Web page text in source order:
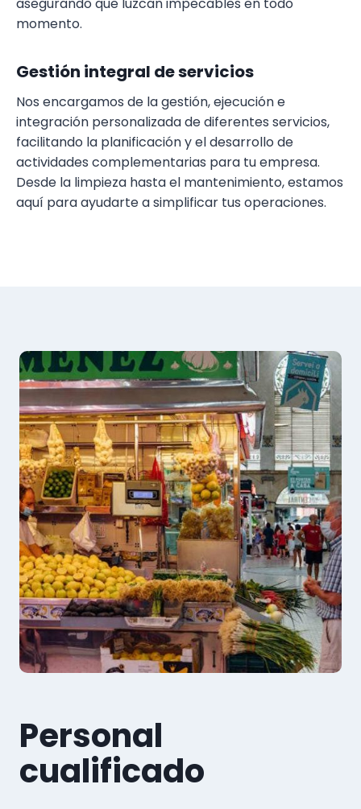
momento.
Gestión integral de servicios
Nos encargamos de la gestión, ejecución e
integración personalizada de diferentes servicios,
facilitando la planificación y el desarrollo de
actividades complementarias para tu empresa.
Desde la limpieza hasta el mantenimiento, estamos
aquí para ayudarte a simplificar tus operaciones.
Personal
cualificado